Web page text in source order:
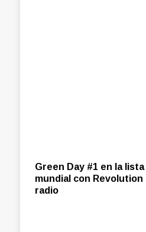
Green Day #1 en la lista
mundial con Revolution
radio